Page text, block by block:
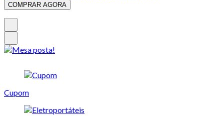
COMPRAR AGORA
Cupom